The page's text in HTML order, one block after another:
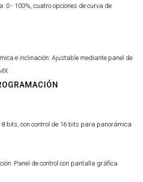
0 - 100%, cuatro opciones de curva de
e inclinación: Ajustable mediante panel de
8 bits, con control de 16 bits para panorámica
Panel de control con pantalla gráfica